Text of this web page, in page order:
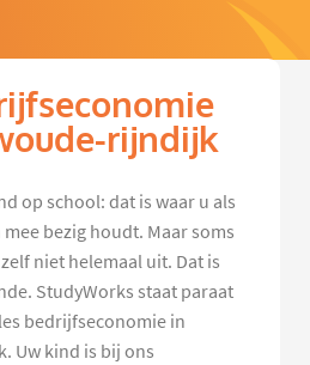
rijndijk
op school: dat is waar u als
bezig houdt. Maar soms
niet helemaal uit. Dat is
StudyWorks staat paraat
bedrijfseconomie in
Uw kind is bij ons